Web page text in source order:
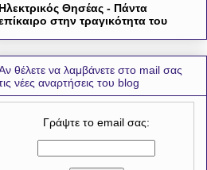
Ηλεκτρικός Θησέας - Πάντα
στην τραγικότητα του
θέλετε να λαμβάνετε στο mail σας
νέες αναρτήσεις του blog
Γράψτε το email σας: